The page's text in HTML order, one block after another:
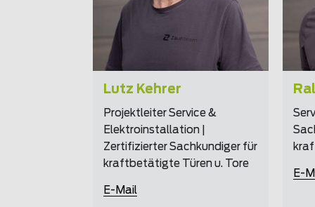
Lutz Kehrer
Projektleiter Service &
Elektroinstallation |
Zertifizierter Sachkundiger für
kraftbetätigte Türen u. Tore
E-Mail
Radfahren
E-